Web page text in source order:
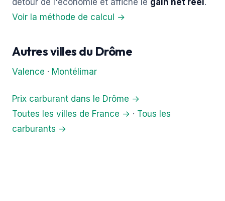
détour de l'économie et affiche le gain net réel .
Voir la méthode de calcul →
Autres villes du Drôme
Valence · Montélimar
Prix carburant dans le Drôme →
Toutes les villes de France → · Tous les
carburants →